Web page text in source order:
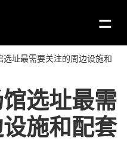
选址最需要关注的周边设施和
选址最需
施和配套